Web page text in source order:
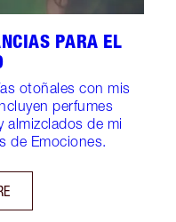
PARA EL
otoñales con mis
perfumes
almizclados de mi
de Emociones.